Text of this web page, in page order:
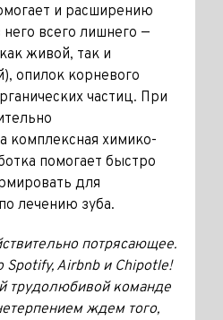
и расширению
всего лишнего —
живой, так и
опилок корневого
частиц. При
комплексная химико-
помогает быстро
для
лечению зуба.
потрясающее.
Airbnb и Chipotle!
трудолюбивой команде
ждем того,